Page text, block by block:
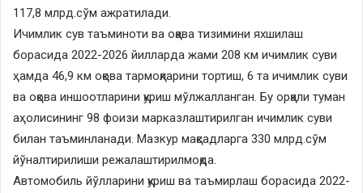
117,8 млрд.сўм ажратилади.
Ичимлик сув таъминоти ва оқава тизимини яхшилаш
борасида 2022-2026 йилларда жами 208 км ичимлик суви
ҳамда 46,9 км оқова тармоқларини тортиш, 6 та ичимлик суви
ва оқова иншоотларини қуриш мўлжалланган. Бу орқали туман
аҳолисининг 98 фоизи марказлаштирилган ичимлик суви
билан таъминланади. Мазкур мақсадларга 330 млрд.сўм
йўналтирилиши режалаштирилмоқда.
Автомобиль йўлларини қуриш ва таъмирлаш борасида 2022-